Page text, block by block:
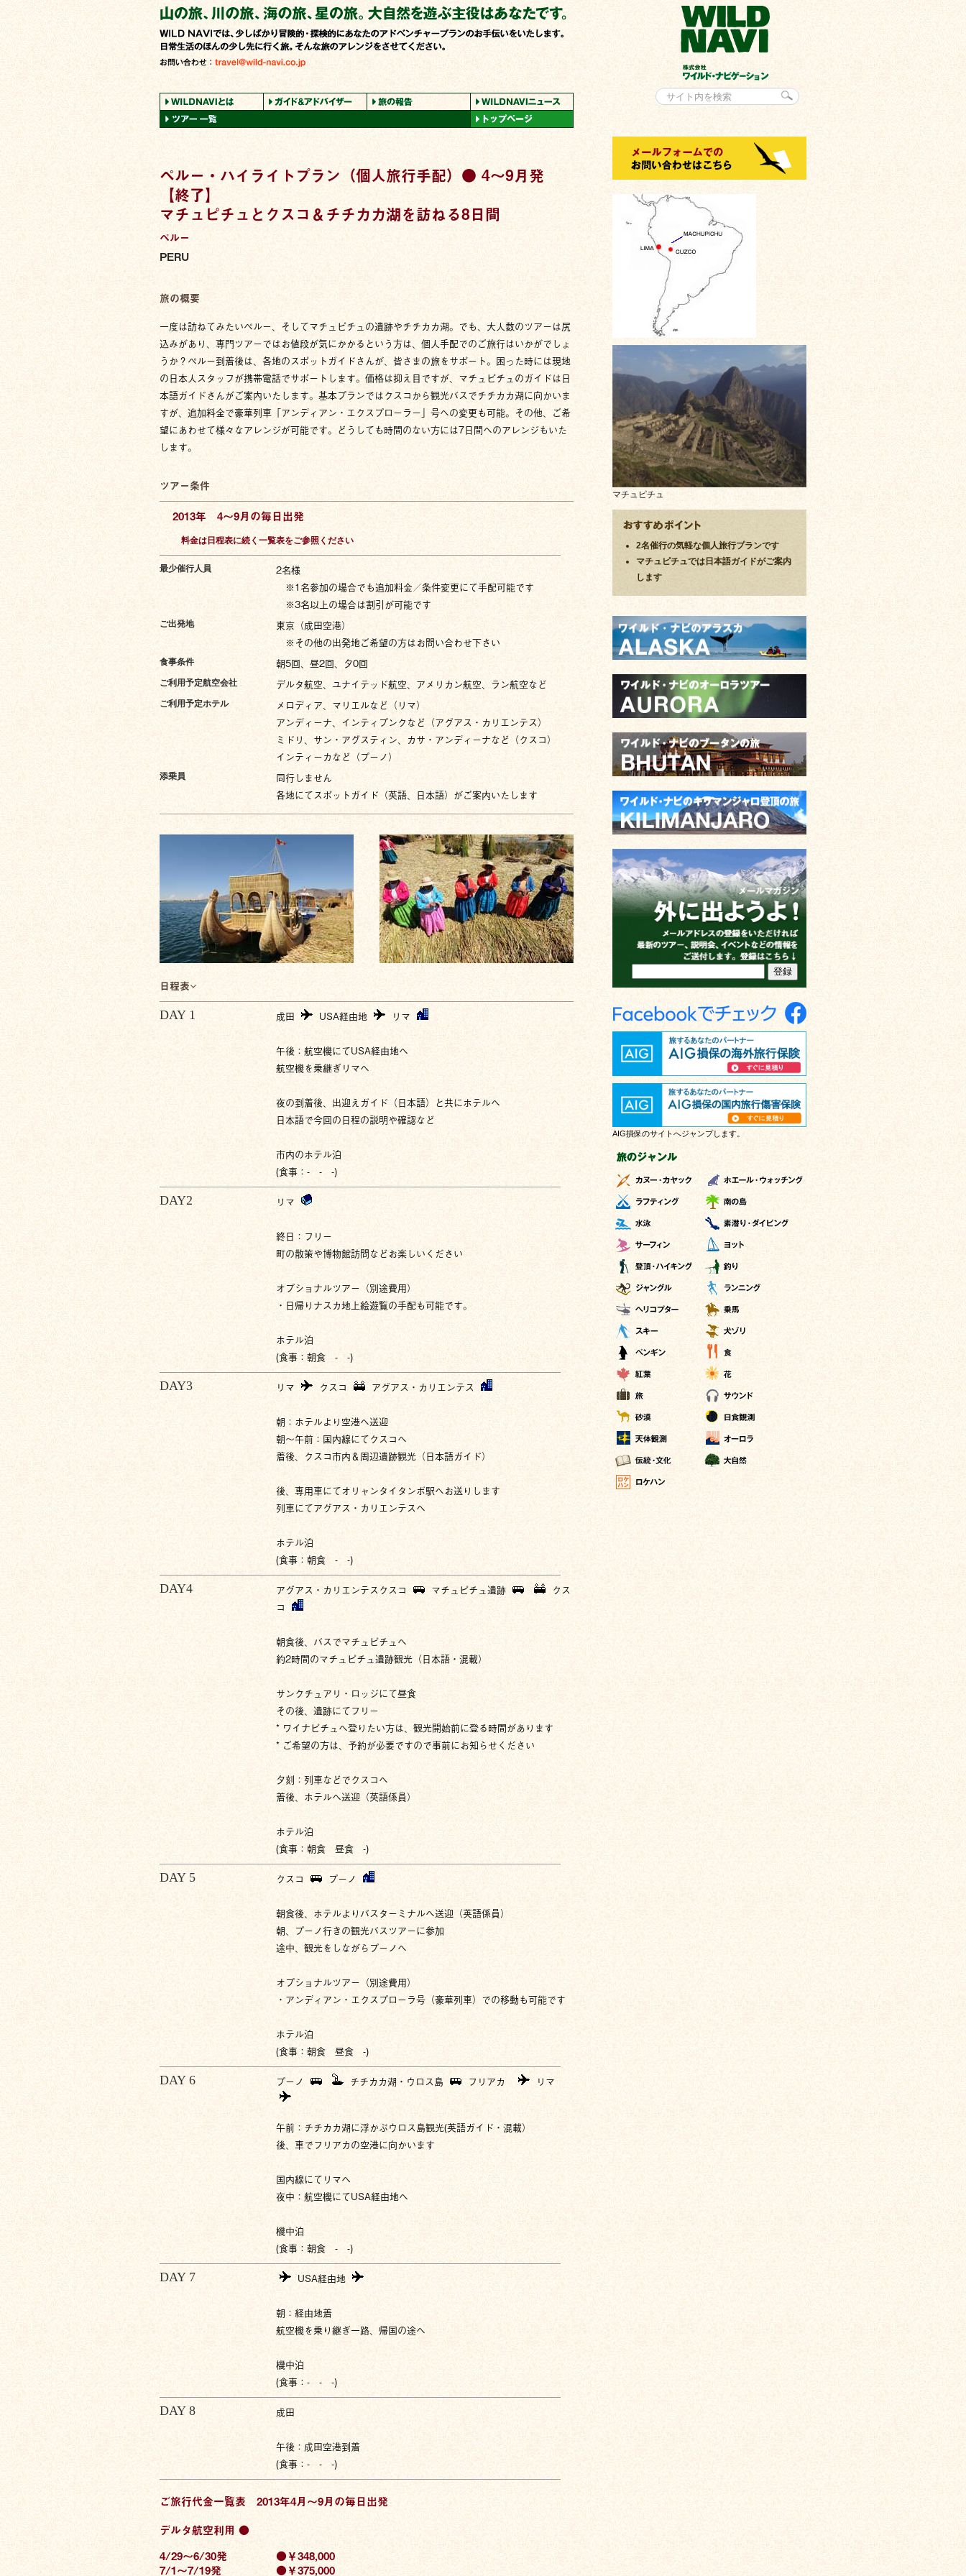
ペルー・ハイライトプラン（個人旅行手配）● 4〜9月発
【終了】
マチュピチュとクスコ＆チチカカ湖を訪ねる8日間
ペルー
PERU
旅の概要
一度は訪ねてみたいペルー、そしてマチュピチュの遺跡やチチカカ湖。でも、大人数のツアーは尻
込みがあり、専門ツアーではお値段が気にかかるという方は、個人手配でのご旅行はいかがでしょ
うか？ペルー到着後は、各地のスポットガイドさんが、皆さまの旅をサポート。困った時には現地
の日本人スタッフが携帯電話でサポートします。価格は抑え目ですが、マチュピチュのガイドは日
本語ガイドさんがご案内いたします。基本プランではクスコから観光バスでチチカカ湖に向かいま
すが、追加料金で豪華列車「アンディアン・エクスプローラー」号への変更も可能。その他、ご希
望にあわせて様々なアレンジが可能です。どうしても時間のない方には7日間へのアレンジもいた
します。
ツアー条件
2013年 4〜9月の毎日出発
料金は日程表に続く一覧表をご参照ください
最少催行人員
2名様
※1名参加の場合でも追加料金／条件変更にて手配可能です
※3名以上の場合は割引が可能です
ご出発地
東京（成田空港）
※その他の出発地ご希望の方はお問い合わせ下さい
食事条件 朝5回、昼2回、夕0回
ご利用予定航空会社 デルタ航空、ユナイテッド航空、アメリカン航空、ラン航空など
ご利用予定ホテル
メロディア、マリエルなど（リマ）
アンディーナ、インティプンクなど（アグアス・カリエンテス）
ミドリ、サン・アグスティン、カサ・アンディーナなど（クスコ）
インティーカなど（プーノ）
添乗員
同行しません
各地にてスポットガイド（英語、日本語）がご案内いたします
日程表
DAY 1 成田 USA経由地 リマ
午後：航空機にてUSA経由地へ
航空機を乗継ぎリマへ
夜の到着後、出迎えガイド（日本語）と共にホテルへ
日本語で今回の日程の説明や確認など
市内のホテル泊
(食事：- - -)
DAY2 リマ
終日：フリー
町の散策や博物館訪問などお楽しいください
オプショナルツアー（別途費用）
・日帰りナスカ地上絵遊覧の手配も可能です。
ホテル泊
(食事：朝食 - -)
DAY3 リマ クスコ アグアス・カリエンテス
朝：ホテルより空港へ送迎
朝〜午前：国内線にてクスコへ
着後、クスコ市内＆周辺遺跡観光（日本語ガイド）
後、専用車にてオリャンタイタンボ駅へお送りします
列車にてアグアス・カリエンテスへ
ホテル泊
(食事：朝食 - -)
DAY4 アグアス・カリエンテスクスコ マチュピチュ遺跡
クス
コ
朝食後、バスでマチュピチュへ
約2時間のマチュピチュ遺跡観光（日本語・混載）
サンクチュアリ・ロッジにて昼食
その後、遺跡にてフリー
* ワイナピチュへ登りたい方は、観光開始前に登る時間があります
* ご希望の方は、予約が必要ですので事前にお知らせください
夕刻：列車などでクスコへ
着後、ホテルへ送迎（英語係員）
ホテル泊
(食事：朝食 昼食 -)
DAY 5 クスコ プーノ
朝食後、ホテルよりバスターミナルへ送迎（英語係員）
朝、プーノ行きの観光バスツアーに参加
途中、観光をしながらプーノへ
オプショナルツアー（別途費用）
・アンディアン・エクスプローラ号（豪華列車）での移動も可能です
ホテル泊
(食事：朝食 昼食 -)
DAY 6 プーノ チチカカ湖・ウロス島 フリアカ リマ
午前：チチカカ湖に浮かぶウロス島観光(英語ガイド・混載）
後、車でフリアカの空港に向かいます
国内線にてリマヘ
夜中：航空機にてUSA経由地へ
機中泊
(食事：朝食 - -)
DAY 7 USA経由地
朝：経由地着
航空機を乗り継ぎ一路、帰国の途へ
機中泊
(食事：- - -)
DAY 8 成田
午後：成田空港到着
(食事：- - -)
ご旅行代金一覧表 2013年4月〜9月の毎日出発
デルタ航空利用 ●
4/29〜6/30発
7/1〜7/19発
●￥348,000
●￥375,000
マチュピチュ
2名催行の気軽な個人旅行プランです
マチュピチュでは日本語ガイドがご案内
します
AIG損保のサイトへジャンプします。